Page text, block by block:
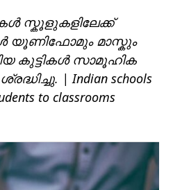
സ്കൂളുകളിലേക്ക്
യൂണിഫോമും മാസ്കും
കുട്ടികൾ സാമൂഹിക
| Indian schools
to classrooms